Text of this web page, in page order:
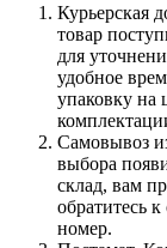
Курьерская
товар
для
удобное
упаковку на
Самовывоз
выбора
склад, вам
обратитесь
номер.